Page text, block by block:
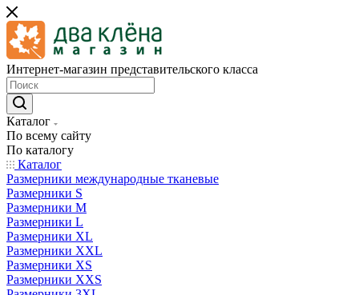
Интернет-магазин представительского класса
Каталог
По всему сайту
По каталогу
Каталог
Размерники международные тканевые
Размерники S
Размерники M
Размерники L
Размерники XL
Размерники XXL
Размерники XS
Размерники XXS